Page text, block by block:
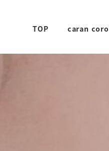
TOP caran